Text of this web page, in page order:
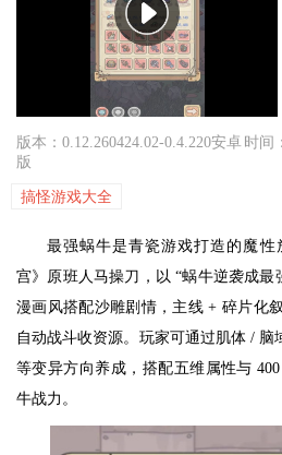
版本：0.12.260424.02-0.4.220安卓
版
时间
搞怪游戏大全
最强蜗牛是青瓷游戏打造的魔性
宫》原班人马操刀，以 “蜗牛逆袭成最
漫画风搭配沙雕剧情，主线 + 碎片化
自动战斗收资源。玩家可通过肌体 /
等变异方向养成，搭配五维属性与
牛战力。